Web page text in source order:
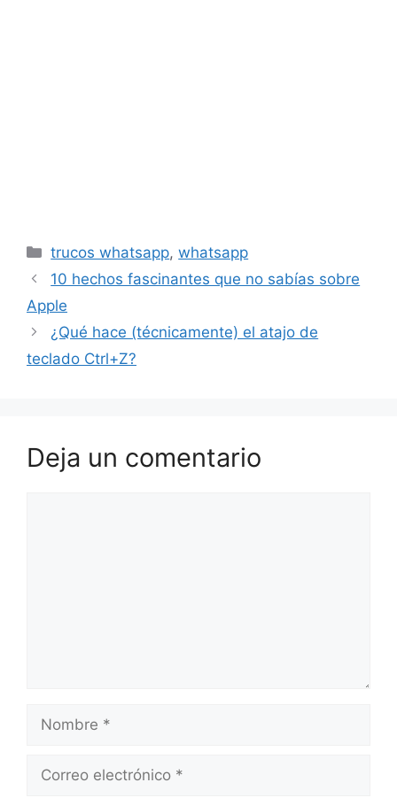
Categorías
trucos whatsapp,whatsapp
10 hechos fascinantes que no sabías sobre
Apple
¿Qué hace (técnicamente) el atajo de
teclado Ctrl+Z?
Deja un comentario
Nombre
Correo